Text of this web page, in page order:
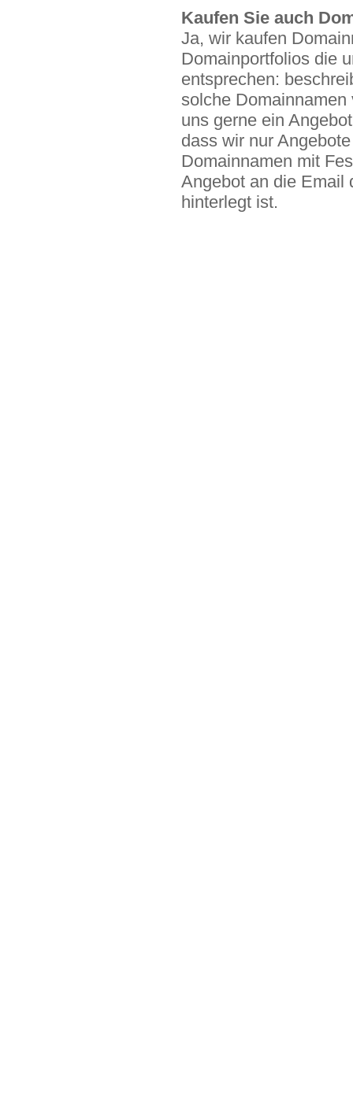
Kaufen Sie auch
Ja, wir kaufen
Domainportfolios die
entsprechen:
solche
uns gerne ein
dass wir nur
Domainnamen mit
Angebot an die Email
hinterlegt ist.